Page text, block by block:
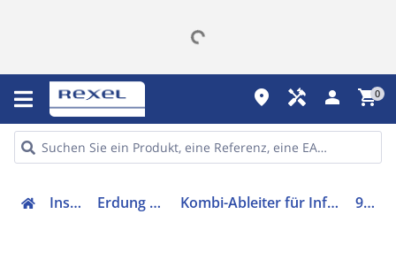
place handyman person shopping_cart0
Installation Erdung & Blitzschutz Kombi-Ableiter für Informations-/MSR-Technik 927408